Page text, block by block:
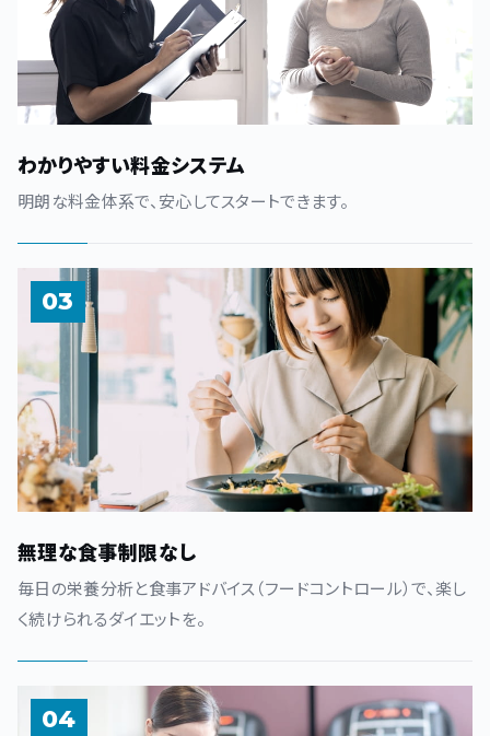
わかりやすい料金システム
明朗な料金体系で、安心してスタートできます。
03
無理な食事制限なし
毎日の栄養分析と食事アドバイス（フードコントロール）で、楽し
く続けられるダイエットを。
04